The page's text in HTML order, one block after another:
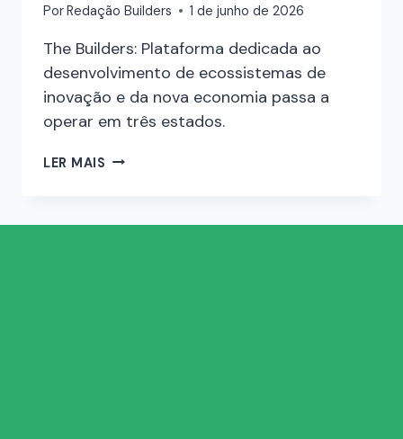
PorRedação Builders 1 de junho de 2026
The Builders: Plataforma dedicada ao
desenvolvimento de ecossistemas de
inovação e da nova economia passa a
operar em três estados.
LER MAIS